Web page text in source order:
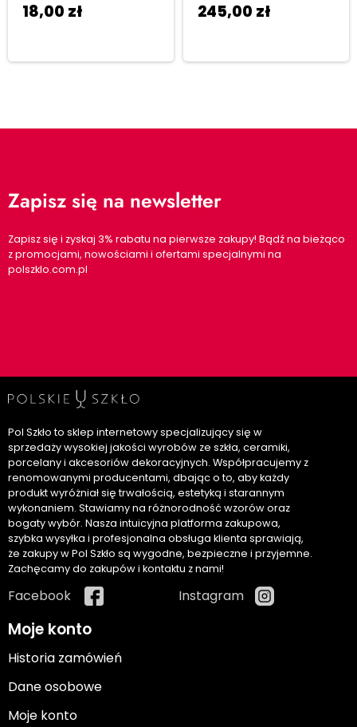
18,00 zł 245,00 zł
Zapisz się na newsletter
Zapisz się i zyskaj 3% rabatu na pierwsze zakupy! Bądź na bieżąco
z promocjami, nowościami i ofertami specjalnymi na
polszklo.com.pl
Pol Szkło to sklep internetowy specjalizujący się w
sprzedaży wysokiej jakości wyrobów ze szkła, ceramiki,
porcelany i akcesoriów dekoracyjnych. Współpracujemy z
renomowanymi producentami, dbając o to, aby każdy
produkt wyróżniał się trwałością, estetyką i starannym
wykonaniem. Stawiamy na różnorodność wzorów oraz
bogaty wybór. Nasza intuicyjna platforma zakupowa,
szybka wysyłka i profesjonalna obsługa klienta sprawiają,
że zakupy w Pol Szkło są wygodne, bezpieczne i przyjemne.
Zachęcamy do zakupów i kontaktu z nami!
Facebook Instagram
Moje konto
Historia zamówień
Dane osobowe
Moje konto